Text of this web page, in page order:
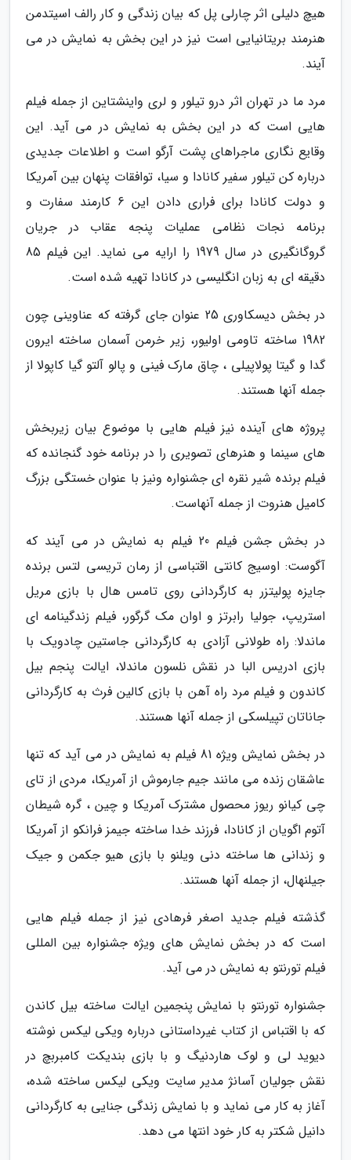
هیچ دلیلی اثر چارلی پل که بیان زندگی و کار رالف اسیتدمن
هنرمند بریتانیایی است نیز در این بخش به نمایش در می
آیند.
مرد ما در تهران اثر درو تیلور و لری واینشتاین از جمله فیلم
هایی است که در این بخش به نمایش در می آید. این
وقایع نگاری ماجراهای پشت آرگو است و اطلاعات جدیدی
درباره کن تیلور سفیر کانادا و سیا، توافقات پنهان بین آمریکا
و دولت کانادا برای فراری دادن این 6 کارمند سفارت و
برنامه نجات نظامی عملیات پنجه عقاب در جریان
گروگانگیری در سال 1979 را ارایه می نماید. این فیلم 85
دقیقه ای به زبان انگلیسی در کانادا تهیه شده است.
در بخش دیسکاوری 25 عنوان جای گرفته که عناوینی چون
1982 ساخته تاومی اولیور، زیر خرمن آسمان ساخته ایرون
گدا و گیتا پولاپیلی ، چاق مارک فینی و پالو آلتو گیا کاپولا از
جمله آنها هستند.
پروژه های آینده نیز فیلم هایی با موضوع بیان زیربخش
های سینما و هنرهای تصویری را در برنامه خود گنجانده که
فیلم برنده شیر نقره ای جشنواره ونیز با عنوان خستگی بزرگ
کامیل هنروت از جمله آنهاست.
در بخش جشن فیلم 20 فیلم به نمایش در می آیند که
آگوست: اوسیج کانتی اقتباسی از رمان تریسی لتس برنده
جایزه پولیتزر به کارگردانی روی تامس هال با بازی مریل
استریپ، جولیا رابرتز و اوان مک گرگور، فیلم زندگینامه ای
ماندلا: راه طولانی آزادی به کارگردانی جاستین چادویک با
بازی ادریس البا در نقش نلسون ماندلا، ایالت پنجم بیل
کاندون و فیلم مرد راه آهن با بازی کالین فرث به کارگردانی
جاناتان تپیلسکی از جمله آنها هستند.
در بخش نمایش ویژه 81 فیلم به نمایش در می آید که تنها
عاشقان زنده می مانند جیم جارموش از آمریکا، مردی از تای
چی کیانو ریوز محصول مشترک آمریکا و چین ، گره شیطان
آتوم اگویان از کانادا، فرزند خدا ساخته جیمز فرانکو از آمریکا
و زندانی ها ساخته دنی ویلنو با بازی هیو جکمن و جیک
جیلنهال، از جمله آنها هستند.
گذشته فیلم جدید اصغر فرهادی نیز از جمله فیلم هایی
است که در بخش نمایش های ویژه جشنواره بین المللی
فیلم تورنتو به نمایش در می آید.
جشنواره تورنتو با نمایش پنجمین ایالت ساخته بیل کاندن
که با اقتباس از کتاب غیرداستانی درباره ویکی لیکس نوشته
دیوید لی و لوک هاردنیگ و با بازی بندیکت کامبربچ در
نقش جولیان آسانژ مدیر سایت ویکی لیکس ساخته شده،
آغاز به کار می نماید و با نمایش زندگی جنایی به کارگردانی
دانیل شکتر به کار خود انتها می دهد.